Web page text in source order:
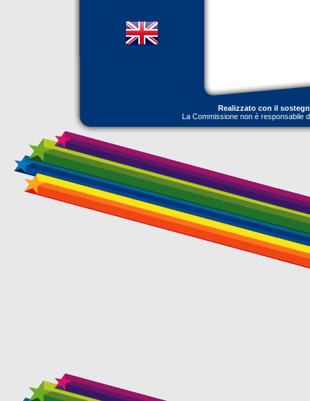
Realizzato con il
La Commissione non è responsabile